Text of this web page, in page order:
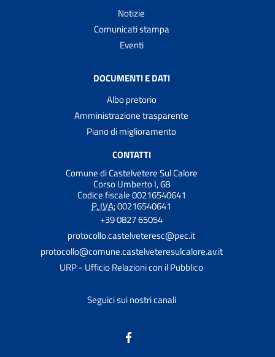
Notizie
Comunicati stampa
Eventi
DOCUMENTI E DATI
Albo pretorio
Amministrazione trasparente
Piano di miglioramento
CONTATTI
Comune di Castelvetere Sul Calore
Corso Umberto I, 68
Codice fiscale 00216540641
P. IVA:00216540641
+39 0827 65054
protocollo.castelveteresc@pec.it
protocollo@comune.castelveteresulcalore.av.it
URP - Ufficio Relazioni con il Pubblico
Seguici sui nostri canali